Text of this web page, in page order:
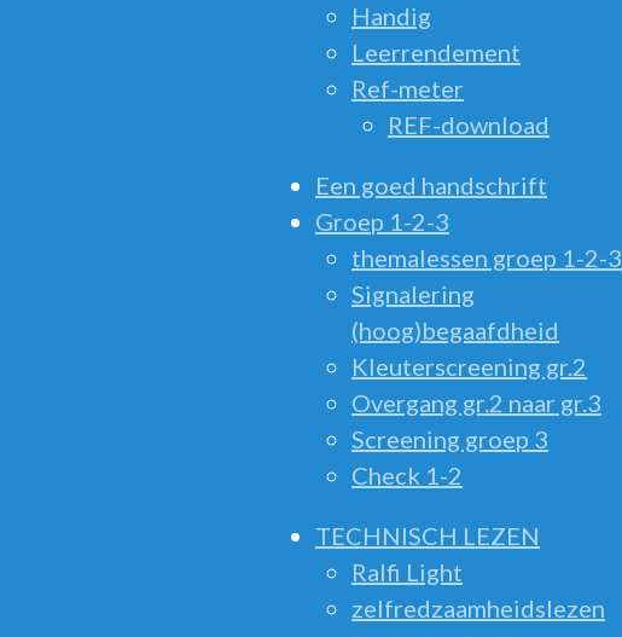
Handig
Leerrendement
Ref-meter
REF-download
Een goed handschrift
Groep 1-2-3
themalessen groep 1-2-3
Signalering
(hoog)begaafdheid
Kleuterscreening gr.2
Overgang gr.2 naar gr.3
Screening groep 3
Check 1-2
TECHNISCH LEZEN
Ralfi Light
zelfredzaamheidslezen